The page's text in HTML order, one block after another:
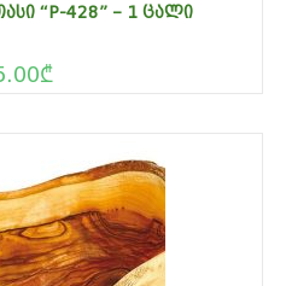
“P-428” – 1 ᲪᲐᲚᲘ
₾